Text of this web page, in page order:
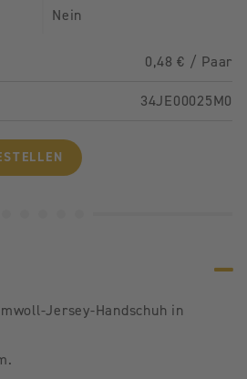
Nein
0,48 € / Paar
34JE00025M0
Jersey-Handschuh in